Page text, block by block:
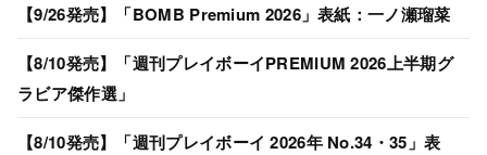
【9/26発売】「BOMB Premium 2026」表紙：一ノ瀬瑠菜
【8/10発売】「週刊プレイボーイPREMIUM 2026上半期グ
ラビア傑作選」
【8/10発売】「週刊プレイボーイ 2026年 No.34・35」表